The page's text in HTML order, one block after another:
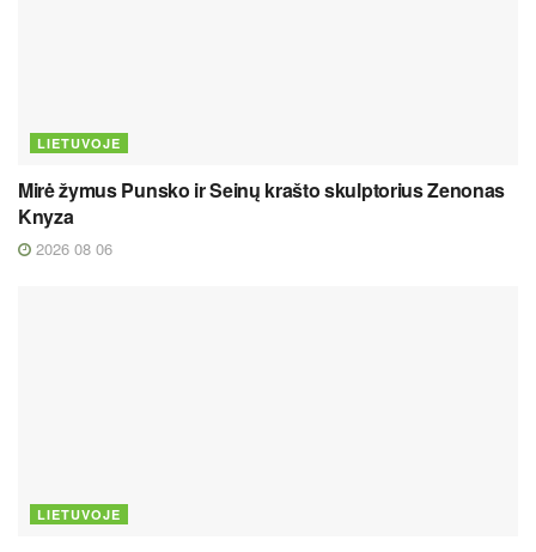
LIETUVOJE
Mirė žymus Punsko ir Seinų krašto skulptorius Zenonas
Knyza
2026 08 06
LIETUVOJE